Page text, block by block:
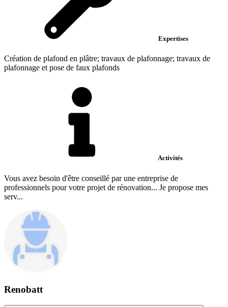
Expertises
Création de plafond en plâtre; travaux de plafonnage; travaux de
plafonnage et pose de faux plafonds
Activités
Vous avez besoin d'être conseillé par une entreprise de
professionnels pour votre projet de rénovation... Je propose mes
serv...
Renobatt